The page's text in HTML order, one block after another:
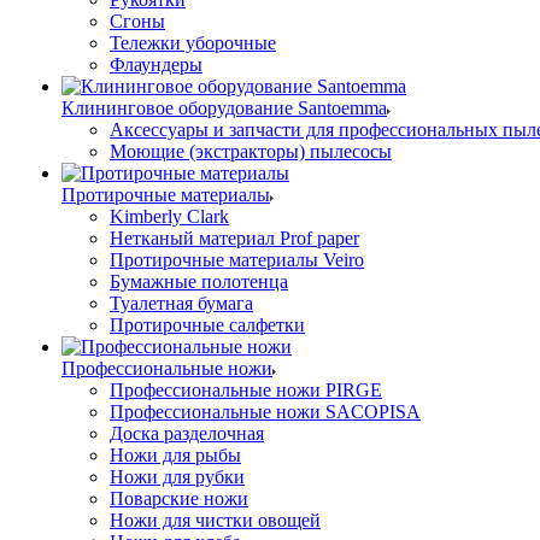
Сгоны
Тележки уборочные
Флаундеры
Клининговое оборудование Santoemma
Аксессуары и запчасти для профессиональных
Моющие (экстракторы) пылесосы
Протирочные материалы
Kimberly Clark
Нетканый материал Prof paper
Протирочные материалы Veiro
Бумажные полотенца
Туалетная бумага
Протирочные салфетки
Профессиональные ножи
Профессиональные ножи PIRGE
Профессиональные ножи SACOPISA
Доска разделочная
Ножи для рыбы
Ножи для рубки
Поварские ножи
Ножи для чистки овощей